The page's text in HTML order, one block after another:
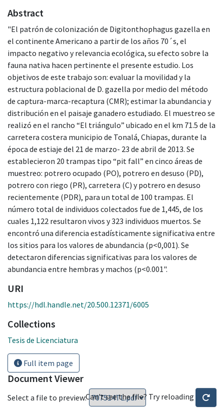
Abstract
"El patrón de colonización de Digitonthophagus gazella en
el continente Americano a partir de los años 70´s, el
impacto negativo y relevancia ecológica, su efecto sobre la
fauna nativa hacen pertinente el presente estudio. Los
objetivos de este trabajo son: evaluar la movilidad y la
estructura poblacional de D. gazella por medio del método
de captura-marca-recaptura (CMR); estimar la abundancia y
distribución en el paisaje ganadero estudiado. El muestreo se
realizó en el rancho “El triángulo” ubicado en el km 71.5 de la
carretera costera municipio de Tonalá, Chiapas, durante la
época de estiaje del 21 de marzo- 23 de abril de 2013. Se
establecieron 20 trampas tipo “pit fall” en cinco áreas de
muestreo: potrero ocupado (PO), potrero en desuso (PD),
potrero con riego (PR), carretera (C) y potrero en desuso
recientemente (PDR), para un total de 100 trampas. El
número total de individuos colectados fue de 1,445, de los
cuales 1,122 resultaron vivos y 323 individuos muertos. Se
encontró una diferencia estadísticamente significativa entre
los sitios para los valores de abundancia (p<0,001). Se
detectaron diferencias significativas para los valores de
abundancia entre hembras y machos (p<0.001".
URI
https://hdl.handle.net/20.500.12371/6005
Collections
Tesis de Licenciatura
Full item page
Document Viewer
Select a file to preview:Can't see the file? Try reloading